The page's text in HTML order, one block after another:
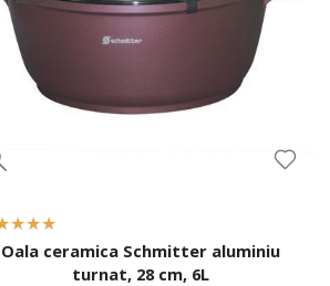
Oala ceramica Schmitter aluminiu
turnat, 28 cm, 6L